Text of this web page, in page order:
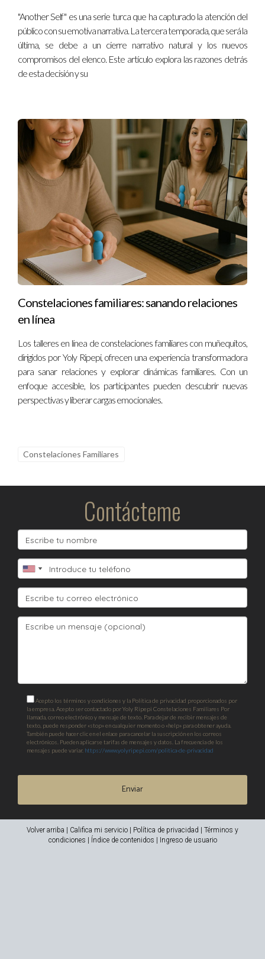
"Another Self" es una serie turca que ha capturado la atención del
público con su emotiva narrativa. La tercera temporada, que será la
última, se debe a un cierre narrativo natural y los nuevos
compromisos del elenco. Este artículo explora las razones detrás
de esta decisión y su
Constelaciones familiares: sanando relaciones
en línea
Los talleres en línea de constelaciones familiares con muñequitos,
dirigidos por Yoly Ripepi, ofrecen una experiencia transformadora
para sanar relaciones y explorar dinámicas familiares. Con un
enfoque accesible, los participantes pueden descubrir nuevas
perspectivas y liberar cargas emocionales.
Constelaciones Familiares
Contácteme
Acepto los términos y condiciones y la Política de privacidad proporcionados por
la empresa. Acepto ser contactado por Yoly Ripepi Constelaciones Familiares Por
llamada, correo electrónico y mensaje de texto. Para dejar de recibir mensajes de
texto, puede responder «stop» en cualquier momento o «help» para obtener ayuda.
También puede hacer clic en el enlace para cancelar la suscripción en los correos
electrónicos. Pueden aplicarse tarifas de mensajes y datos. La frecuencia de los
mensajes puede variar. https://www.yolyripepi.com/politica-de-privacidad
Enviar
Volver arriba Califica mi servicio Política de privacidad
Términos y
condiciones
Índice de contenidos Ingreso de usuario